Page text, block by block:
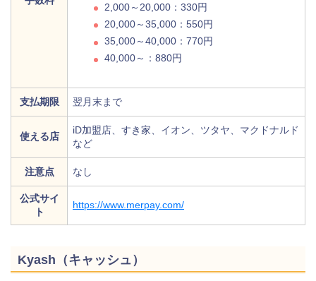
2,000～20,000：330円
20,000～35,000：550円
35,000～40,000：770円
40,000～：880円
支払期限 翌月末まで
使える店
iD加盟店、すき家、イオン、ツタヤ、マクドナルド
など
注意点 なし
公式サイ
ト
https://www.merpay.com/
Kyash（キャッシュ）